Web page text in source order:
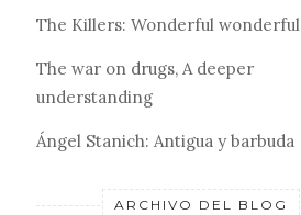
The Killers: Wonderful wonderful
The war on drugs, A deeper
understanding
Ángel Stanich: Antigua y barbuda
ARCHIVO DEL BLOG